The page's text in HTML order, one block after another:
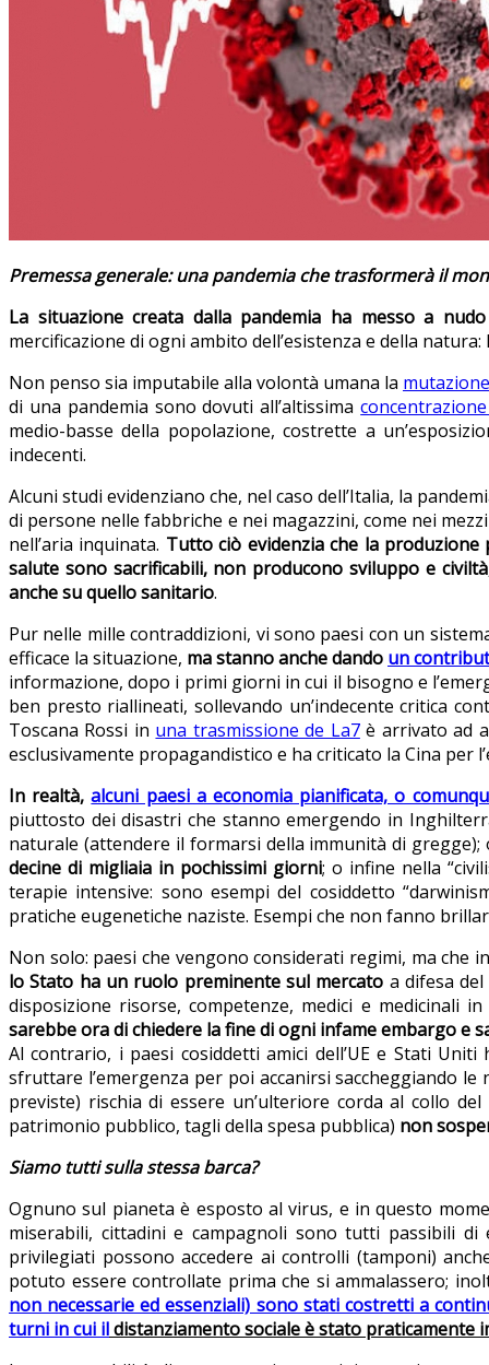
Premessa generale: una pandemia che trasformerà il
La situazione creata dalla pandemia ha messo a
mercificazione di ogni ambito dell’esistenza e della
Non penso sia imputabile alla volontà umana la
di una pandemia sono dovuti all’altissima
medio-basse della popolazione, costrette a
indecenti.
Alcuni studi evidenziano che, nel caso dell’Italia, la
di persone nelle fabbriche e nei magazzini, come nei
nell’aria inquinata. Tutto ciò evidenzia che la
salute sono sacrificabili, non producono sviluppo e
anche su quello sanitario.
Pur nelle mille contraddizioni, vi sono paesi con un
efficace la situazione, ma stanno anche dando un
informazione, dopo i primi giorni in cui il bisogno e
ben presto riallineati, sollevando un’indecente critica
Toscana Rossi in una trasmissione de La7è arrivato ad
esclusivamente propagandistico e ha criticato la Cina per
In realtà,alcuni paesi a economia pianificata, o
piuttosto dei disastri che stanno emergendo in
naturale (attendere il formarsi della immunità di
decine di migliaia in pochissimi giorni; o infine nella
terapie intensive: sono esempi del cosiddetto
pratiche eugenetiche naziste. Esempi che non fanno
Non solo: paesi che vengono considerati regimi, ma che
lo Stato ha un ruolo preminente sul mercato a difesa
disposizione risorse, competenze, medici e medicinali
sarebbe ora di chiedere la fine di ogni infame embargo e
Al contrario, i paesi cosiddetti amici dell’UE e Stati
sfruttare l’emergenza per poi accanirsi saccheggiando
previste) rischia di essere un’ulteriore corda al collo
patrimonio pubblico, tagli della spesa pubblica) non
Siamo tutti sulla stessa barca?
Ognuno sul pianeta è esposto al virus, e in questo
miserabili, cittadini e campagnoli sono tutti passibili di
privilegiati possono accedere ai controlli (tamponi)
potuto essere controllate prima che si ammalassero;
non necessarie ed essenziali) sono stati costretti a
turni in cui ildistanziamento sociale è stato praticamente